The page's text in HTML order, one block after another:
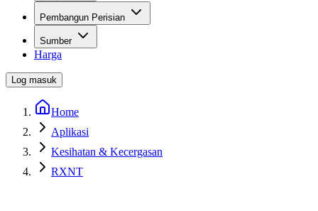
Pembangun Perisian
Sumber
Harga
Log masuk
Home
Aplikasi
Kesihatan & Kecergasan
RXNT